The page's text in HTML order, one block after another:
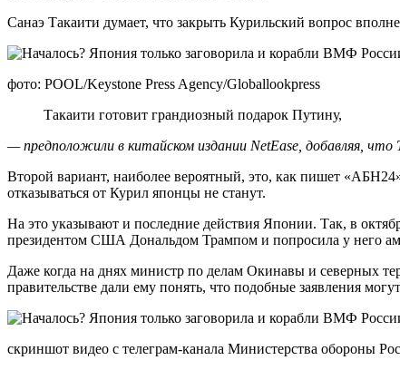
Санаэ Такаити думает, что закрыть Курильский вопрос
фото: POOL/Keystone Press Agency/Globallookpress
Такаити готовит грандиозный подарок Путину,
— предположили в китайском издании NetEase, добавляя,
Второй вариант, наиболее вероятный, это, как пишет
отказываться от Курил японцы не станут.
На это указывают и последние действия Японии. Так, в
президентом США Дональдом Трампом и попросила у него
Даже когда на днях министр по делам Окинавы и северных
правительстве дали ему понять, что подобные заявления
скриншот видео с телеграм-канала Министерства обороны